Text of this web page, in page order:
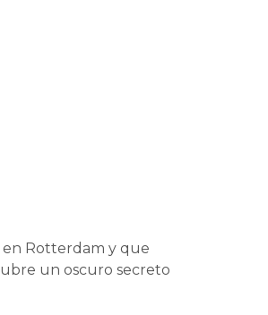
Rotterdam y que
un oscuro secreto